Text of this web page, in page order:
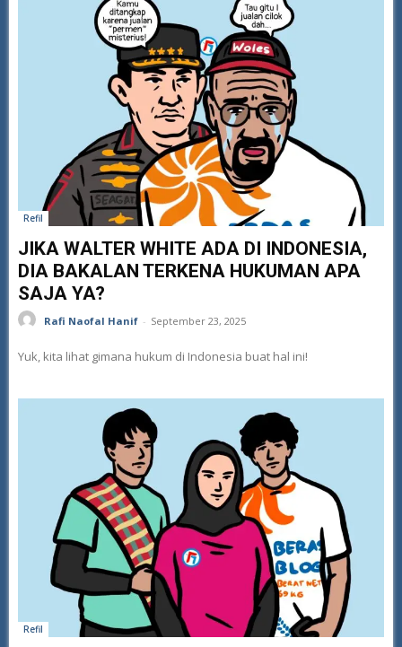
Refil
JIKA WALTER WHITE ADA DI INDONESIA,
DIA BAKALAN TERKENA HUKUMAN APA
SAJA YA?
Rafi Naofal Hanif - September 23, 2025
Yuk, kita lihat gimana hukum di Indonesia buat hal ini!
Refil